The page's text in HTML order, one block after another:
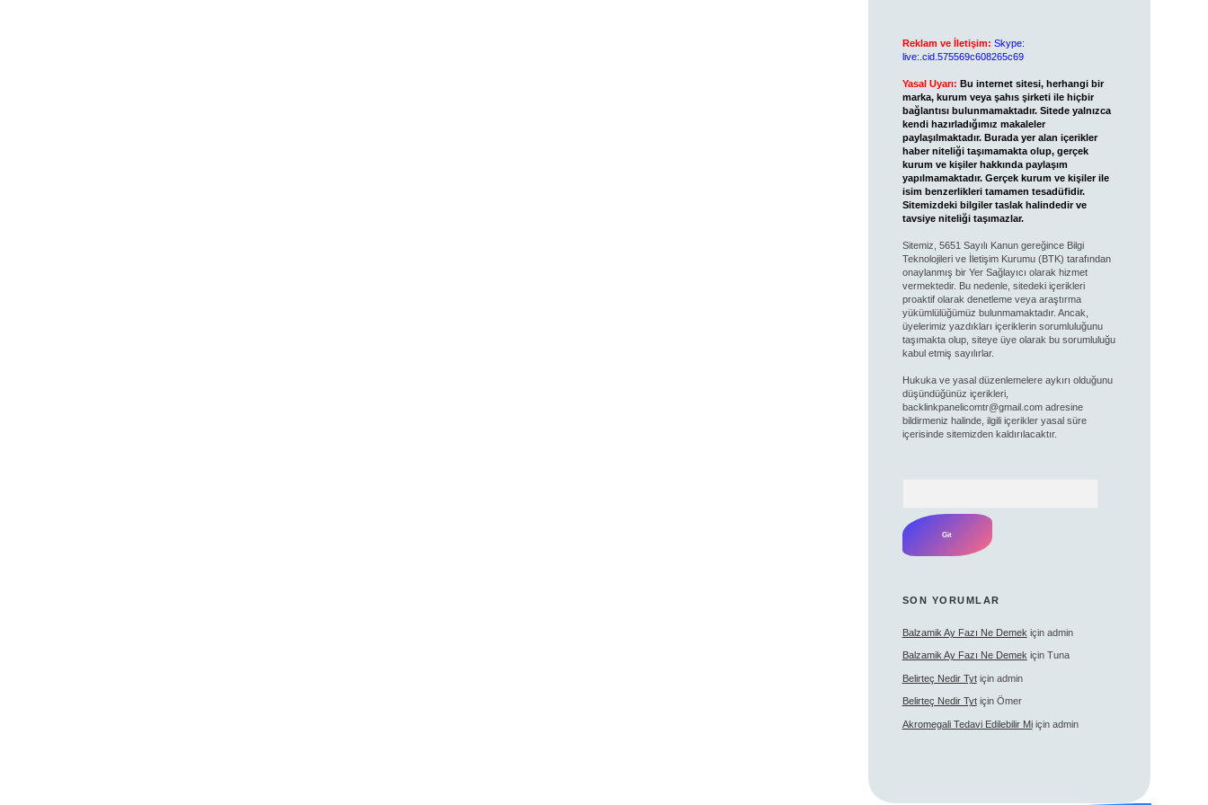
Reklam ve İletişim: Skype:
live:.cid.575569c608265c69
Yasal Uyarı: Bu internet sitesi, herhangi bir
marka, kurum veya şahıs şirketi ile hiçbir
bağlantısı bulunmamaktadır. Sitede yalnızca
kendi hazırladığımız makaleler
paylaşılmaktadır. Burada yer alan içerikler
haber niteliği taşımamakta olup, gerçek
kurum ve kişiler hakkında paylaşım
yapılmamaktadır. Gerçek kurum ve kişiler ile
isim benzerlikleri tamamen tesadüfidir.
Sitemizdeki bilgiler taslak halindedir ve
tavsiye niteliği taşımazlar.
Sitemiz, 5651 Sayılı Kanun gereğince Bilgi
Teknolojileri ve İletişim Kurumu (BTK) tarafından
onaylanmış bir Yer Sağlayıcı olarak hizmet
vermektedir. Bu nedenle, sitedeki içerikleri
proaktif olarak denetleme veya araştırma
yükümlülüğümüz bulunmamaktadır. Ancak,
üyelerimiz yazdıkları içeriklerin sorumluluğunu
taşımakta olup, siteye üye olarak bu sorumluluğu
kabul etmiş sayılırlar.
Hukuka ve yasal düzenlemelere aykırı olduğunu
düşündüğünüz içerikleri,
backlinkpanelicomtr@gmail.comadresine
bildirmeniz halinde, ilgili içerikler yasal süre
içerisinde sitemizden kaldırılacaktır.
SON YORUMLAR
Balzamik Ay Fazı Ne Demek için admin
Balzamik Ay Fazı Ne Demek için Tuna
Belirteç Nedir Tytiçin admin
Belirteç Nedir Tytiçin Ömer
Akromegali Tedavi Edilebilir Miiçin admin